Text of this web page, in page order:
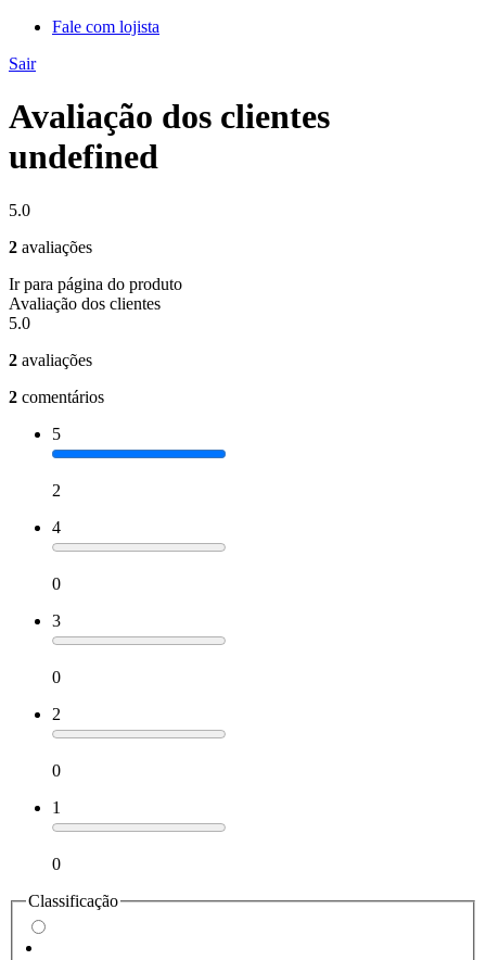
Fale com lojista
Sair
Avaliação dos clientes
undefined
5.0
2 avaliações
Ir para página do produto
Avaliação dos clientes
5.0
2 avaliações
2 comentários
5
2
4
0
3
0
2
0
1
0
Classificação